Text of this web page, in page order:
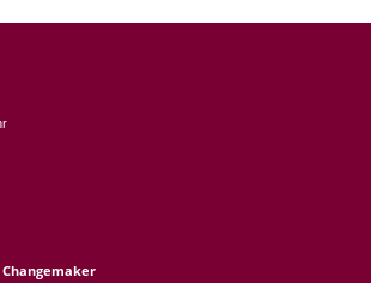
Changemaker